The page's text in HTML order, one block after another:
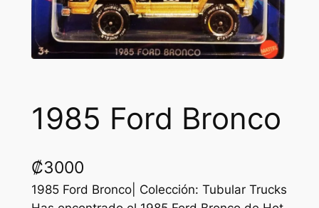
1985 Ford Bronco
₡3000
1985 Ford Bronco| Colección: Tubular Trucks